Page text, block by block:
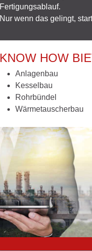
Fertigungsablauf.
Nur wenn das gelingt,
KNOW HOW
Anlagenbau
Kesselbau
Rohrbündel
Wärmetauscherbau